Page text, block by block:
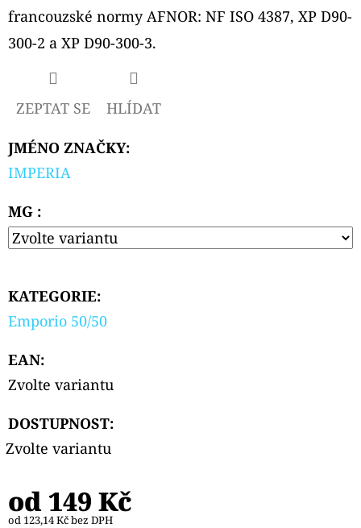
francouzské normy AFNOR: NF ISO 4387, XP D90-
300-2 a XP D90-300-3.
ZEPTAT SE HLÍDAT
JMÉNO ZNAČKY:
IMPERIA
MG :
KATEGORIE:
Emporio 50/50
EAN:
Zvolte variantu
DOSTUPNOST:
Zvolte variantu
od 149 Kč
od 123,14 Kčbez DPH
LIQUA
ELEMENTS
179
Kč